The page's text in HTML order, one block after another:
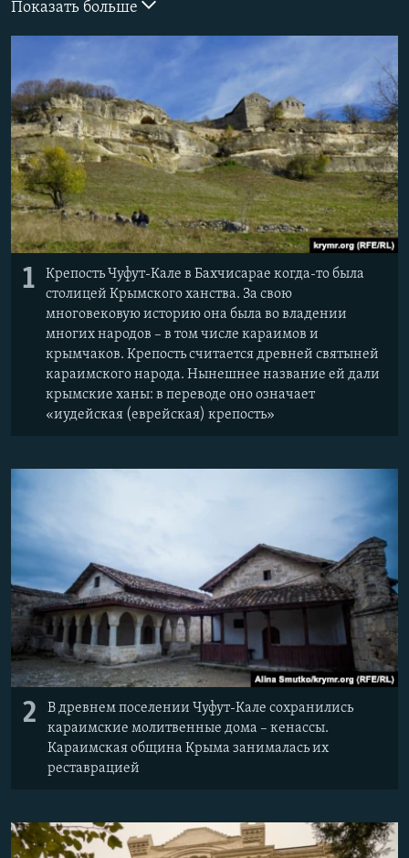
ELIFBE
УКРАИНСКАЯ ПРОБЛЕМА КРЫМА
ПРИСОЕДИНЯЙТЕСЬ!
Все сайты RFE/RL
Показать больше
1
Крепость Чуфут-Кале в Бахчисарае когда-то была
столицей Крымского ханства. За свою
многовековую историю она была во владении
многих народов – в том числе караимов и
крымчаков. Крепость считается древней святыней
караимского народа. Нынешнее название ей дали
крымские ханы: в переводе оно означает
«иудейская (еврейская) крепость»
2
В древнем поселении Чуфут-Кале сохранились
караимские молитвенные дома – кенассы.
Караимская община Крыма занималась их
реставрацией